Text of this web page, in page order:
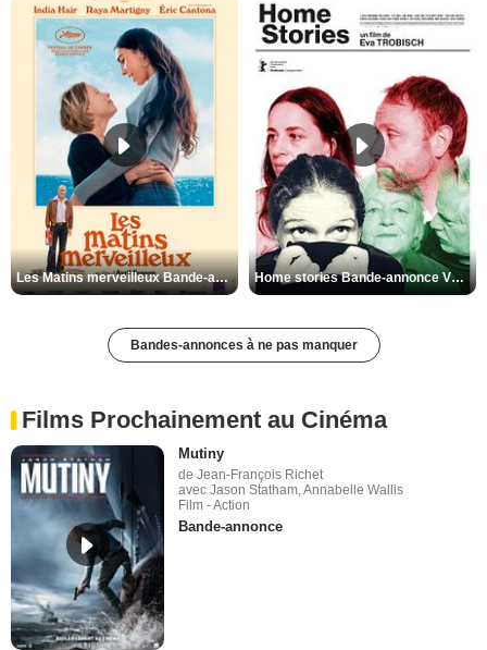
Les Matins merveilleux Bande-annonce VF Home stories Bande-annonce VO STFR
Bandes-annonces à ne pas manquer
Films Prochainement au Cinéma
Mutiny
de Jean-François Richet
avec Jason Statham, Annabelle Wallis
Film - Action
Bande-annonce